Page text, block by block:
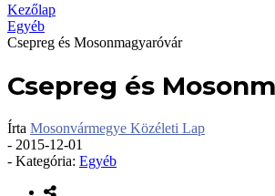
Kezőlap
Egyéb
Csepreg és Mosonmagyaróvár
Csepreg és
Írta Mosonvármegye Közéleti Lap
- 2015-12-01
- Kategória: Egyéb